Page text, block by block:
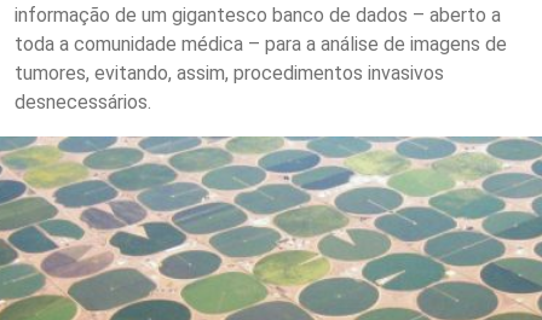
informação de um gigantesco banco de dados – aberto a
toda a comunidade médica – para a análise de imagens de
tumores, evitando, assim, procedimentos invasivos
desnecessários.